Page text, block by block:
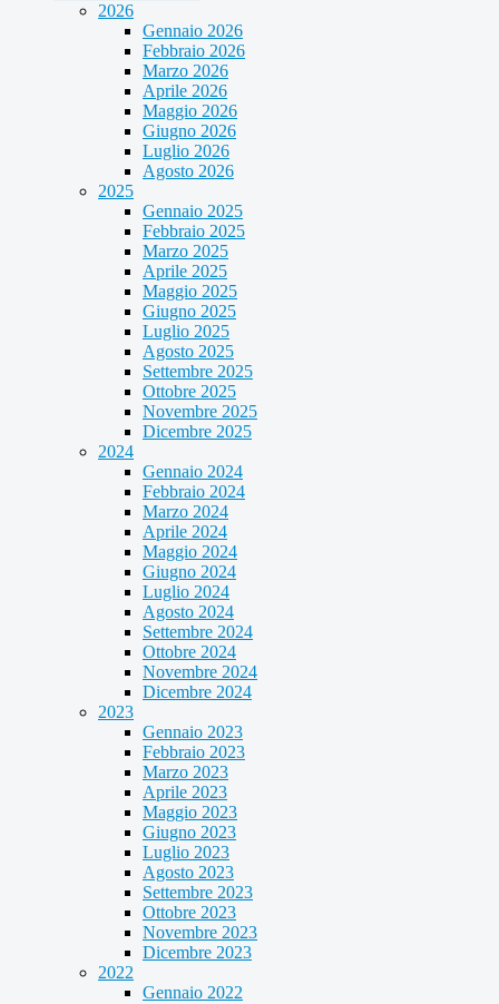
2026
Gennaio 2026
Febbraio 2026
Marzo 2026
Aprile 2026
Maggio 2026
Giugno 2026
Luglio 2026
Agosto 2026
2025
Gennaio 2025
Febbraio 2025
Marzo 2025
Aprile 2025
Maggio 2025
Giugno 2025
Luglio 2025
Agosto 2025
Settembre 2025
Ottobre 2025
Novembre 2025
Dicembre 2025
2024
Gennaio 2024
Febbraio 2024
Marzo 2024
Aprile 2024
Maggio 2024
Giugno 2024
Luglio 2024
Agosto 2024
Settembre 2024
Ottobre 2024
Novembre 2024
Dicembre 2024
2023
Gennaio 2023
Febbraio 2023
Marzo 2023
Aprile 2023
Maggio 2023
Giugno 2023
Luglio 2023
Agosto 2023
Settembre 2023
Ottobre 2023
Novembre 2023
Dicembre 2023
2022
Gennaio 2022